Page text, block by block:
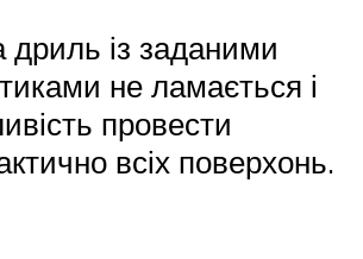
дриль із заданими
не ламається і
провести
всіх поверхонь.